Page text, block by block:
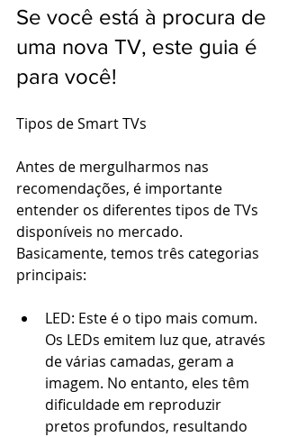
Se você está à procura de
uma nova TV, este guia é
para você!
Tipos de Smart TVs
Antes de mergulharmos nas
recomendações, é importante
entender os diferentes tipos de TVs
disponíveis no mercado.
Basicamente, temos três categorias
principais:
LED: Este é o tipo mais comum.
Os LEDs emitem luz que, através
de várias camadas, geram a
imagem. No entanto, eles têm
dificuldade em reproduzir
pretos profundos, resultando